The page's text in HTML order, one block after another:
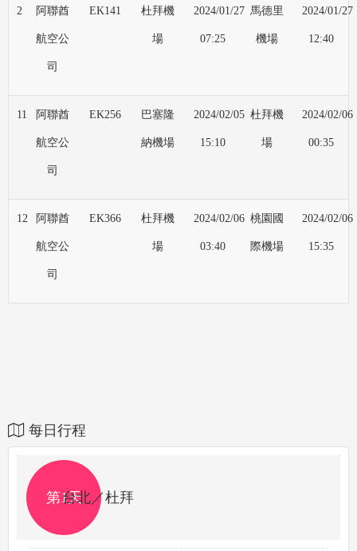
2 阿聯酋
航空公
司
EK141 杜拜機
場
2024/01/27
07:25
馬德里
機場
2024/01/27
12:40
11 阿聯酋
航空公
司
EK256 巴塞隆
納機場
2024/02/05
15:10
杜拜機
場
2024/02/06
00:35
12 阿聯酋
航空公
司
EK366 杜拜機
場
2024/02/06
03:40
桃園國
際機場
2024/02/06
15:35
每日行程
第1天
台北／杜拜